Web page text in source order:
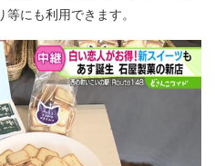
にも利用できます。